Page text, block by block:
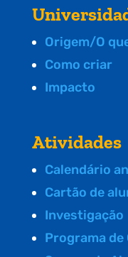
Origem/O
Como criar
Impacto
Atividades
Calendário
Cartão de
Investigação
Programa de